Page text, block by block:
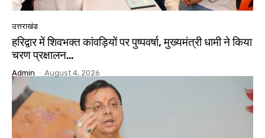
उत्तराखंड
हरिद्वार में शिवभक्त कांवड़ियों पर पुष्पवर्षा, मुख्यमंत्री धामी ने किया
चरण प्रक्षालन…
Admin - August 4, 2026